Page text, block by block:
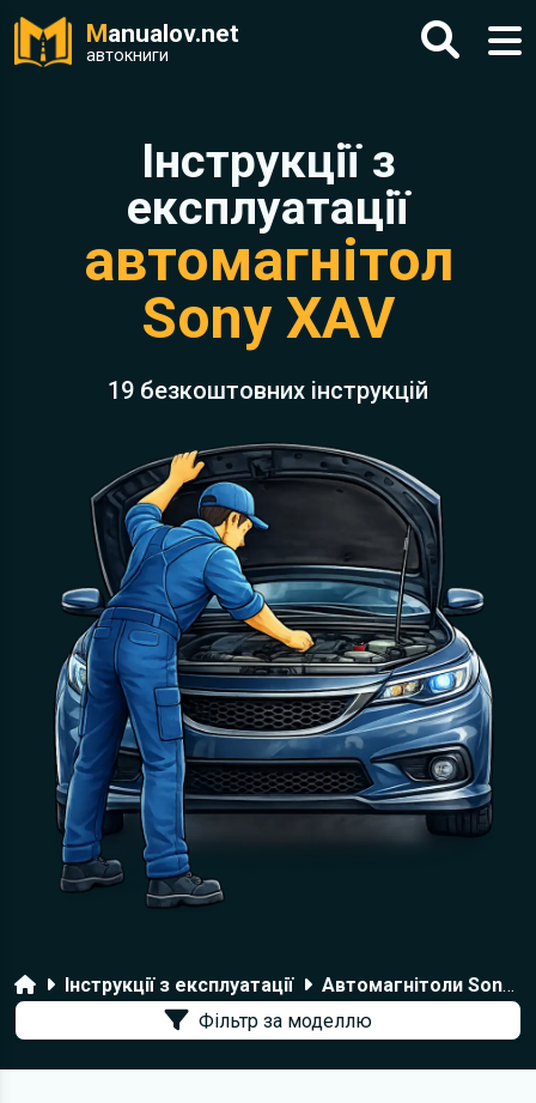
Manualov.net
автокниги
Інструкції з
експлуатації
автомагнітол
Sony XAV
19 безкоштовних інструкцій
ГоловнаІнструкції з експлуатації
Автомагнітоли Sony
Фільтр за моделлю